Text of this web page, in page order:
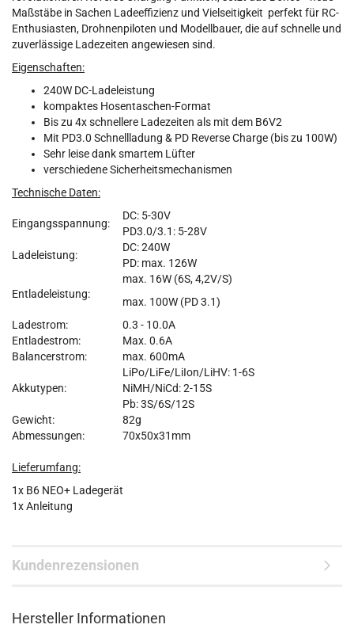
Maßstäbe in Sachen Ladeeffizienz und Vielseitigkeit  perfekt für RC-
Enthusiasten, Drohnenpiloten und Modellbauer, die auf schnelle und
zuverlässige Ladezeiten angewiesen sind.
Eigenschaften:
240W DC-Ladeleistung
kompaktes Hosentaschen-Format
Bis zu 4x schnellere Ladezeiten als mit dem B6V2
Mit PD3.0 Schnellladung & PD Reverse Charge (bis zu 100W)
Sehr leise dank smartem Lüfter
verschiedene Sicherheitsmechanismen
Technische Daten:
Eingangsspannung:
DC: 5-30V
PD3.0/3.1: 5-28V
Ladeleistung:
DC: 240W
PD: max. 126W
Entladeleistung:
max. 16W (6S, 4,2V/S)
max. 100W (PD 3.1)
Ladestrom:
0.3 - 10.0A
Entladestrom:
Max. 0.6A
Balancerstrom:
max. 600mA
Akkutypen:
LiPo/LiFe/LiIon/LiHV: 1-6S
NiMH/NiCd: 2-15S
Pb: 3S/6S/12S
Gewicht:
82g
Abmessungen:
70x50x31mm
Lieferumfang:
1x B6 NEO+ Ladegerät
1x Anleitung
Kundenrezensionen
Hersteller Informationen